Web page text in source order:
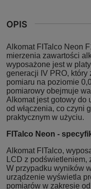
OPIS
Alkomat FITalco Neon
mierzenia zawartości
wyposażone jest w
generacji IV PRO, który
pomiaru na poziomie
pomiarowy obejmuje
Alkomat jest gotowy do
od włączenia, co czyni
praktycznym w użyciu.
FITalco Neon -
Alkomat FITalco,
LCD z podświetleniem,
W przypadku wyników
urządzenie wyświetla
pomiarów w zakresie